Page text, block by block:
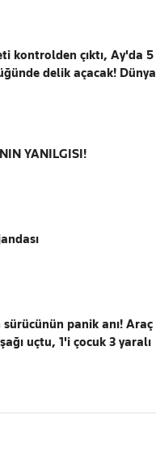
kontrolden çıktı, Ay'da 5
delik açacak! Dünya
YANILGISI!
panik anı! Araç
uçtu, 1'i çocuk 3 yaralı